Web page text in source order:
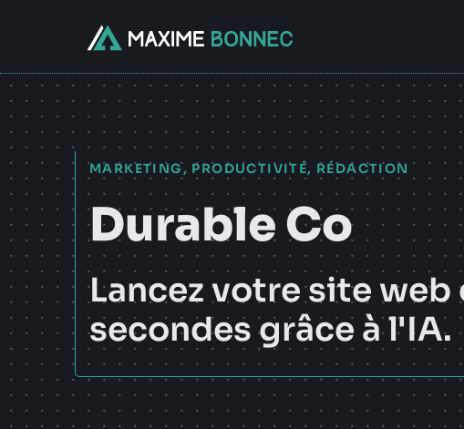
contenu
MARKETING, PRODUCTIVITÉ, RÉDACTION
Durable Co
Lancez votre site web
secondes grâce à l'IA.